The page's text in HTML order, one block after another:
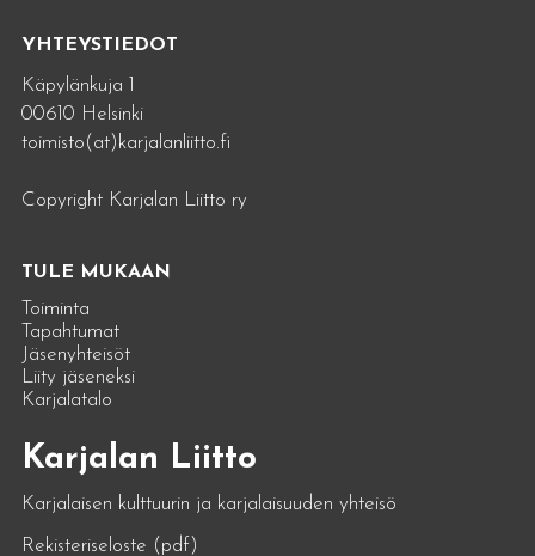
YHTEYSTIEDOT
Käpylänkuja 1
00610 Helsinki
toimisto(at)karjalanliitto.fi
Copyright Karjalan Liitto ry
TULE MUKAAN
Toiminta
Tapahtumat
Jäsenyhteisöt
Liity jäseneksi
Karjalatalo
Karjalan Liitto
Karjalaisen kulttuurin ja karjalaisuuden yhteisö
Rekisteriseloste (pdf)